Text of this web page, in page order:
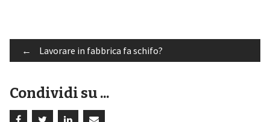
Post
navigation
← Lavorare in fabbrica fa schifo?
Condividi su ...